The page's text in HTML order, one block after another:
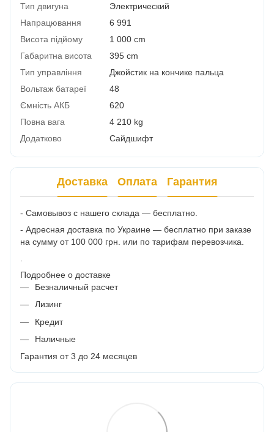
Тип двигуна
Электрический
Напрацювання
6 991
Висота підйому
1 000 cm
Габаритна висота
395 cm
Тип управління
Джойстик на кончике пальца
Вольтаж батареї
48
Ємність АКБ
620
Повна вага
4 210 kg
Додатково
Сайдшифт
Доставка Оплата Гарантия
- Самовывоз с нашего склада — бесплатно.
- Адресная доставка по Украине — бесплатно при заказе
на сумму от 100 000 грн. или по тарифам перевозчика.
Подробнее о доставке
Безналичный расчет
Лизинг
Кредит
Наличные
Гарантия от 3 до 24 месяцев